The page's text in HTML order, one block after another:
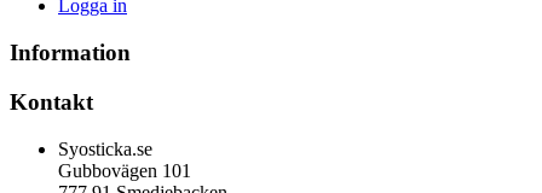
Logga in
Information
Kontakt
Syosticka.se
Gubbovägen 101